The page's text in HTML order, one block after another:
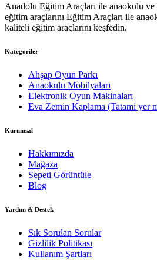
Anadolu Eğitim Araçları ile anaokulu
eğitim araçlarını Eğitim Araçları ile
kaliteli eğitim araçlarını keşfedin.
Kategoriler
Ahşap Oyun Parkı
Anaokulu Mobilyaları
Elektronik Oyun Makinaları
Eva Zemin Kaplama (Tatami yer
Kurumsal
Hakkımızda
Mağaza
Sepeti Görüntüle
Blog
Yardım & Destek
Sık Sorulan Sorular
Gizlilik Politikası
Kullanım Şartları